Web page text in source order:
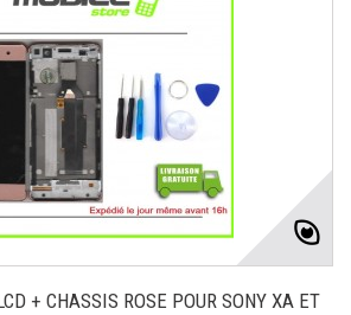
+ CHASSIS ROSE POUR SONY XA ET